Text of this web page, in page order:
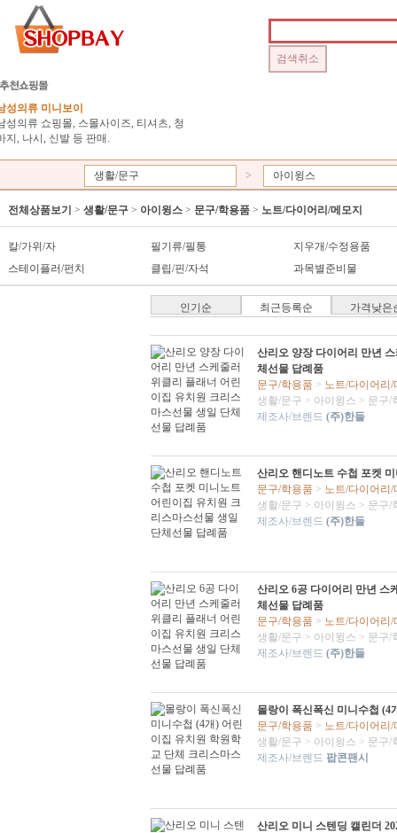
성의류 미니보이
성의류 쇼핑몰, 스몰사이즈, 티셔츠, 청
지, 나시, 신발 등 판매.
생활/문구 > 아이윙스
전체상품보기 > 생활/문구 > 아이윙스 > 문구/학용품 > 노트/다이어리/메모지
칼/가위/자 필기류/필통
지우개/수정용품
스테이플러/펀치
클립/핀/자석 과목별준비물
인기순 최근등록순 가격낮은
산리오 양장 다이어리 만년
체선물 답례품
문구/학용품 > 노트/다이어리/
생활/문구 > 아이윙스 > 문구/
제조사/브렌드 (주)한들
산리오 핸디노트 수첩 포켓
문구/학용품 > 노트/다이어리/
생활/문구 > 아이윙스 > 문구/
제조사/브렌드 (주)한들
산리오 6공 다이어리 만년 스
체선물 답례품
문구/학용품 > 노트/다이어리/
생활/문구 > 아이윙스 > 문구/
제조사/브렌드 (주)한들
몰랑이 폭신폭신 미니수첩 (4
문구/학용품 > 노트/다이어리/
생활/문구 > 아이윙스 > 문구/
제조사/브렌드 팝콘팬시
산리오 미니 스텐딩 캘린더